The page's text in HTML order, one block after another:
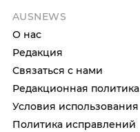
AUSNEWS
О нас
Редакция
Связаться с нами
Редакционная политика
Условия использования
Политика исправлений